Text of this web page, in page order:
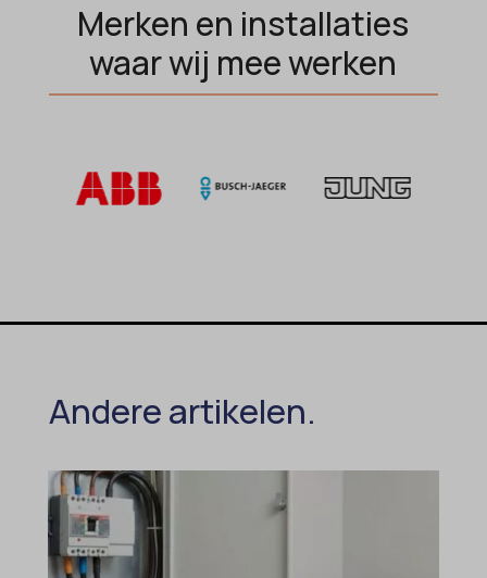
Merken en installaties
waar wij mee werken
Andere artikelen.
twCookieConsent